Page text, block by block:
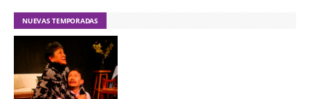
NUEVAS TEMPORADAS